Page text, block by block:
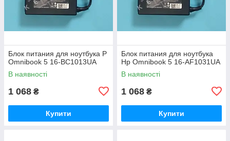
Блок питания для ноутбука P
Omnibook 5 16-BC1013UA
В наявності
1 068 ₴
Купити
Блок питания для ноутбука
Hp Omnibook 5 16-AF1031UA
В наявності
1 068 ₴
Купити